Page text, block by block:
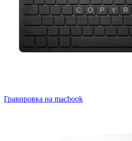
Гравировка на macbook